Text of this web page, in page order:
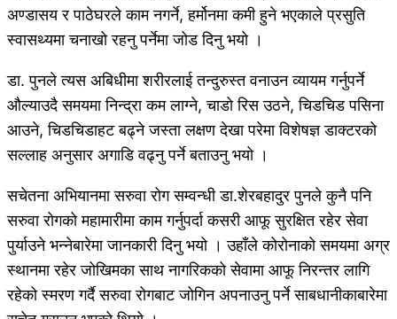
अण्डासय र पाठेघरले काम नगर्ने, हर्मोनमा कमी हुने भएकाले प्रसुति
स्वासथ्यमा चनाखो रहनु पर्नेमा जोड दिनु भयो ।
डा. पुनले त्यस अबिधीमा शरीरलाई तन्दुरुस्त वनाउन व्यायम गर्नुपर्ने
औल्याउदै समयमा निन्द्रा कम लाग्ने, चाडो रिस उठने, चिडचिड पसिना
आउने, चिडचिडाहट बढ्ने जस्ता लक्षण देखा परेमा विशेषज्ञ डाक्टरको
सल्लाह अनुसार अगाडि वढ्नु पर्ने बताउनु भयो ।
सचेतना अभियानमा सरुवा रोग सम्वन्धी डा.शेरबहादुर पुनले कुनै पनि
सरुवा रोगको महामारीमा काम गर्नुपर्दा कसरी आफू सुरक्षित रहेर सेवा
पुर्याउने भन्नेबारेमा जानकारी दिनु भयो । उहाँले कोरोनाको समयमा अग्र
स्थानमा रहेर जोखिमका साथ नागरिकको सेवामा आफू निरन्तर लागि
रहेको स्मरण गर्दै सरुवा रोगबाट जोगिन अपनाउनु पर्ने साबधानीकाबारेमा